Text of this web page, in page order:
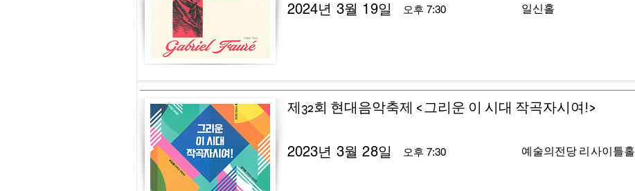
오후 7:30
2024년 3월 19일 일신홀
제32회 현대음악축제 <그리운 이 시대 작곡자시여!>
오후 7:30
2023년 3월 28일 예술의전당 리사이틀홀